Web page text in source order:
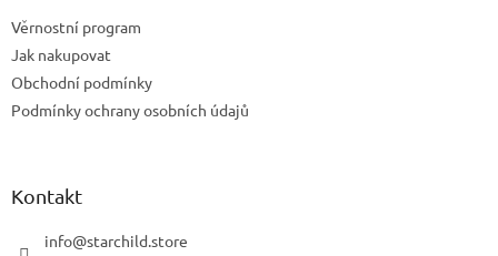
Věrnostní program
Jak nakupovat
Obchodní podmínky
Podmínky ochrany osobních údajů
Kontakt
info@starchild.store